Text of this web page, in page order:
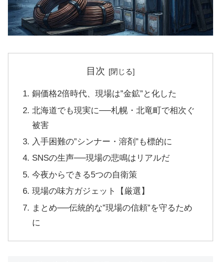
目次
銅価格2倍時代、現場は”金鉱”と化した
北海道でも現実に──札幌・北竜町で相次ぐ
被害
入手困難の”シンナー・溶剤”も標的に
SNSの生声──現場の悲鳴はリアルだ
今夜からできる5つの自衛策
現場の味方ガジェット【厳選】
まとめ──伝統的な”現場の信頼”を守るため
に